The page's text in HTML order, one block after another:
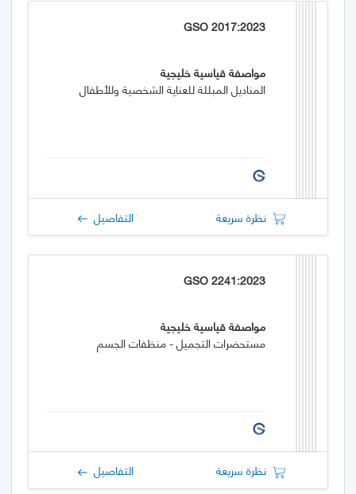
GSO 2017:2023
مواصفة قياسية خليجية
المناديل المبللة للعناية الشخصية وللأطفال
نظرة سريعة التفاصيل
GSO 2241:2023
مواصفة قياسية خليجية
مستحضرات التجميل - منظفات الجسم
نظرة سريعة التفاصيل